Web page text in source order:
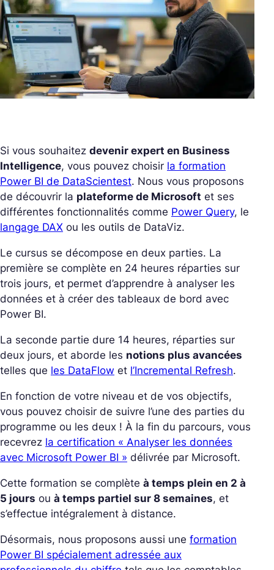
Si vous souhaitez devenir expert en Business
Intelligence, vous pouvez choisir la formation
Power BI de DataScientest. Nous vous proposons
de découvrir la plateforme de Microsoft et ses
différentes fonctionnalités comme Power Query, le
langage DAX ou les outils de DataViz.
Le cursus se décompose en deux parties. La
première se complète en 24 heures réparties sur
trois jours, et permet d’apprendre à analyser les
données et à créer des tableaux de bord avec
Power BI.
La seconde partie dure 14 heures, réparties sur
deux jours, et aborde les notions plus avancées
telles que les DataFlow et l’Incremental Refresh.
En fonction de votre niveau et de vos objectifs,
vous pouvez choisir de suivre l’une des parties du
programme ou les deux ! À la fin du parcours, vous
recevrez la certification « Analyser les données
avec Microsoft Power BI » délivrée par Microsoft.
Cette formation se complète à temps plein en 2 à
5 jours ou à temps partiel sur 8 semaines, et
s’effectue intégralement à distance.
Désormais, nous proposons aussi une formation
Power BI spécialement adressée aux